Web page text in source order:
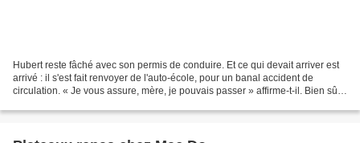
Hubert reste fâché avec son permis de conduire. Et ce qui devait arriver est
arrivé : il s'est fait renvoyer de l'auto-école, pour un banal accident de
circulation. « Je vous assure, mère, je pouvais passer » affirme-t-il. Bien sûr,